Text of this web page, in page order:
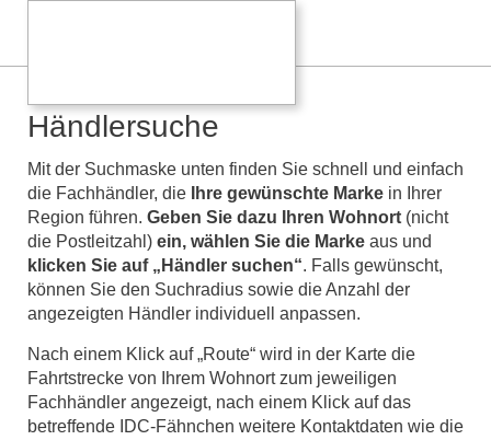
Händlersuche
Mit der Suchmaske unten finden Sie schnell und einfach
die Fachhändler, die
Ihre gewünschte Marke in Ihrer
Region führen. Geben Sie dazu Ihren Wohnort (nicht
die Postleitzahl) ein, wählen Sie die Marke aus und
klicken Sie auf „Händler suchen“. Falls gewünscht,
können Sie den Suchradius sowie die Anzahl der
angezeigten Händler individuell anpassen.
Nach einem Klick auf „Route“ wird in der Karte die
Fahrtstrecke von Ihrem Wohnort zum jeweiligen
Fachhändler angezeigt, nach einem Klick auf das
betreffende IDC-Fähnchen weitere Kontaktdaten wie die